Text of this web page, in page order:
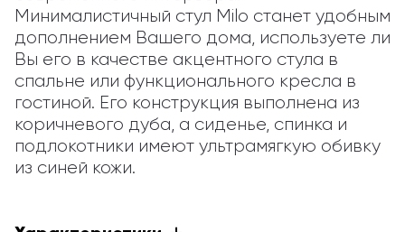
Минималистичный стул Milo станет удобным
дополнением Вашего дома, используете ли
Вы его в качестве акцентного стула в
спальне или функционального кресла в
гостиной. Его конструкция выполнена из
коричневого дуба, а сиденье, спинка и
подлокотники имеют ультрамягкую обивку
из синей кожи.